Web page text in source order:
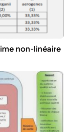
non-linéaire